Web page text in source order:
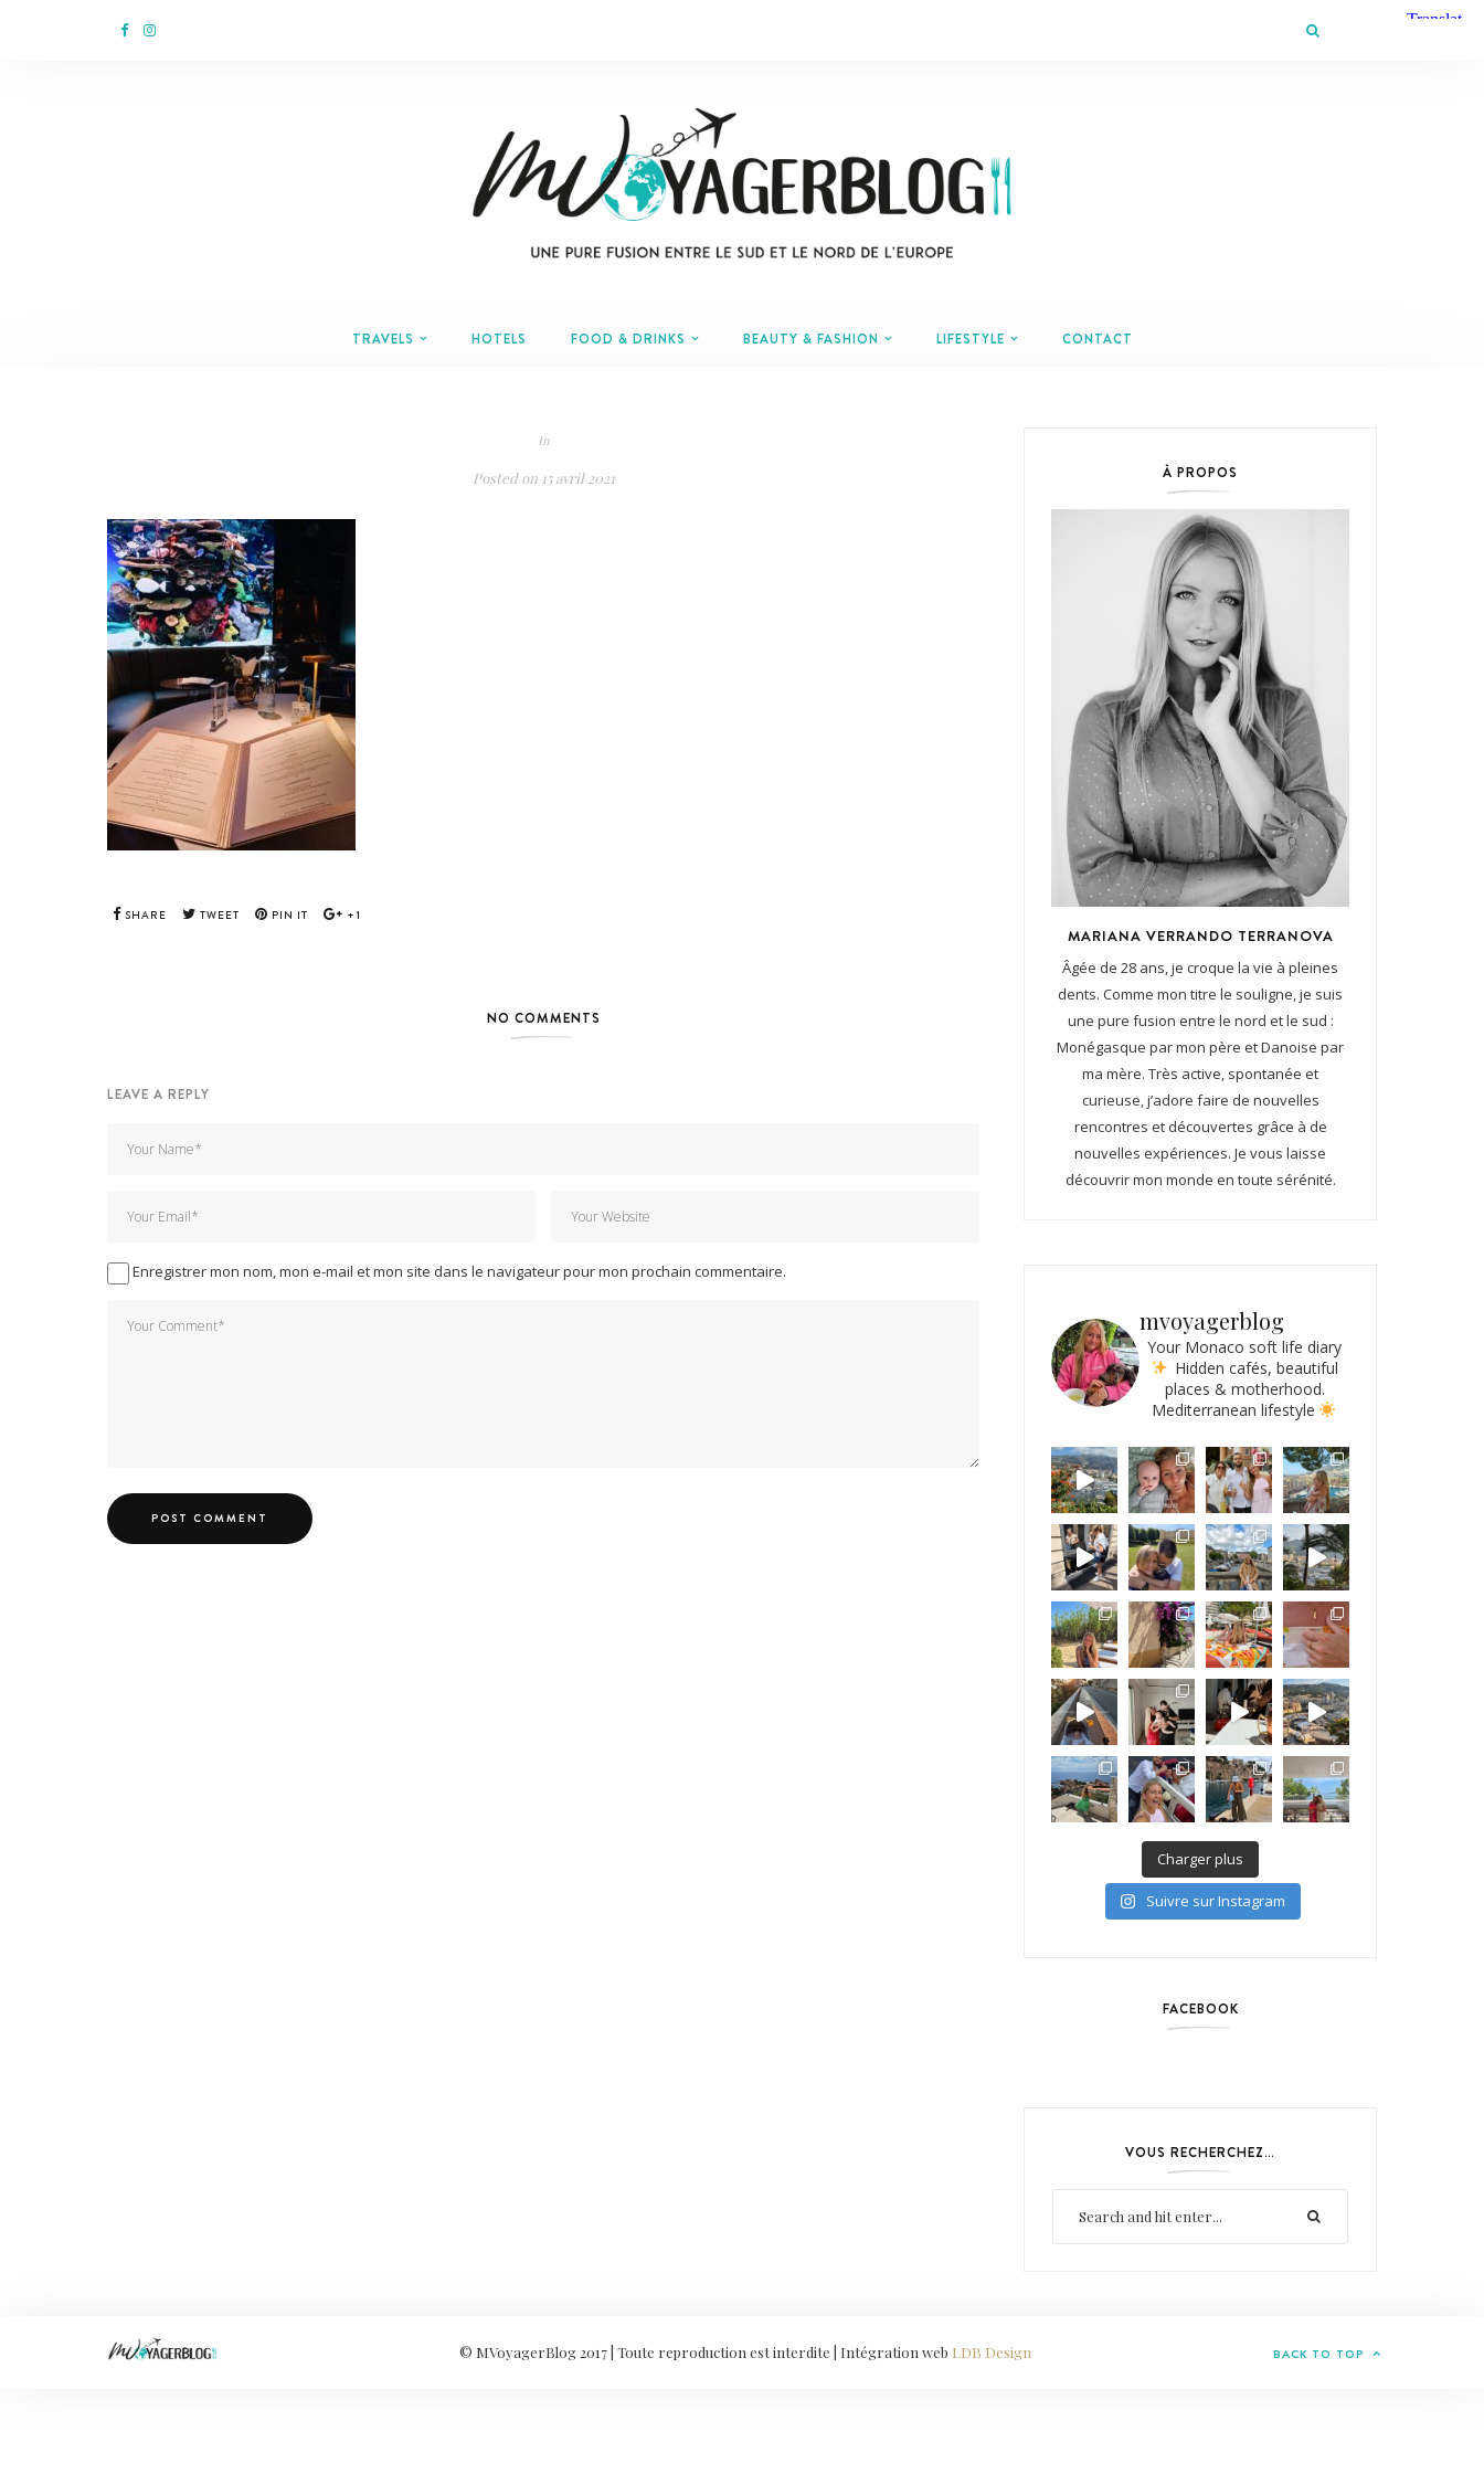
TRAVELS HOTELS FOOD & DRINKS BEAUTY & FASHION LIFESTYLE CONTACT
In
Posted on15 avril 2021
SHARE TWEET PIN IT +1
NO COMMENTS
LEAVE A REPLY
Enregistrer mon nom, mon e-mail et mon site dans le navigateur pour mon prochain commentaire.
À PROPOS
MARIANA VERRANDO TERRANOVA
Âgée de 28 ans, je croque la vie à pleines
dents. Comme mon titre le souligne, je suis
une pure fusion entre le nord et le sud :
Monégasque par mon père et Danoise par
ma mère. Très active, spontanée et
curieuse, j’adore faire de nouvelles
rencontres et découvertes grâce à de
nouvelles expériences. Je vous laisse
découvrir mon monde en toute sérénité.
mvoyagerblog
Your Monaco soft life diary
Hidden cafés, beautiful
places & motherhood.
Mediterranean lifestyle
Charger plus
Suivre sur Instagram
FACEBOOK
VOUS RECHERCHEZ…
© MVoyagerBlog 2017 | Toute reproduction est interdite | Intégration web LDB Design BACK TO TOP